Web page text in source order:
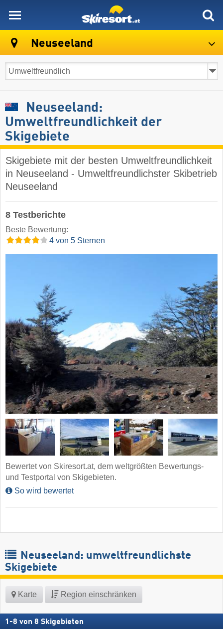
Neuseeland
Neuseeland:
Umweltfreundlichkeit der
Skigebiete
Skigebiete mit der besten Umweltfreundlichkeit
in Neuseeland - Umweltfreundlichster Skibetrieb
Neuseeland
8 Testberichte
Beste Bewertung:
4 von 5 Sternen
Bewertet von Skiresort.at, dem weltgrößten Bewertungs-
und Testportal von Skigebieten.
So wird bewertet
Neuseeland: umweltfreundlichste
Skigebiete
Karte Region einschränken
1 -8 von 8 Skigebieten